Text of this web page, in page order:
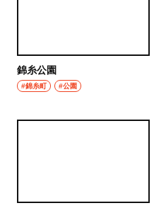
錦糸公園
#錦糸町 #公園